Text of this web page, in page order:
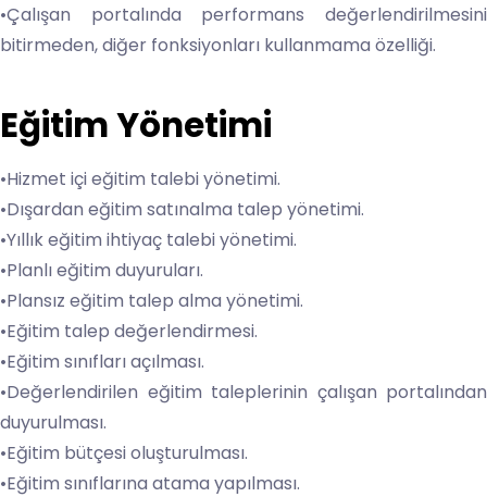
•Çalışan portalında performans değerlendirilmesini
bitirmeden, diğer fonksiyonları kullanmama özelliği.
Eğitim Yönetimi
•Hizmet içi eğitim talebi yönetimi.
•Dışardan eğitim satınalma talep yönetimi.
•Yıllık eğitim ihtiyaç talebi yönetimi.
•Planlı eğitim duyuruları.
•Plansız eğitim talep alma yönetimi.
•Eğitim talep değerlendirmesi.
•Eğitim sınıfları açılması.
•Değerlendirilen eğitim taleplerinin çalışan portalından
duyurulması.
•Eğitim bütçesi oluşturulması.
•Eğitim sınıflarına atama yapılması.